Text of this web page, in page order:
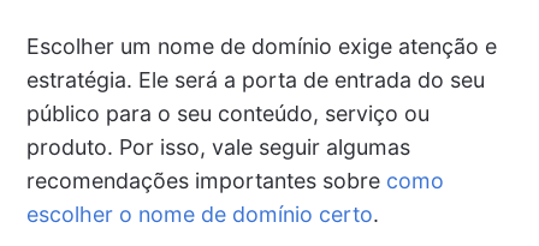
Escolher um nome de domínio exige atenção e
estratégia. Ele será a porta de entrada do seu
público para o seu conteúdo, serviço ou
produto. Por isso, vale seguir algumas
recomendações importantes sobre como
escolher o nome de domínio certo.